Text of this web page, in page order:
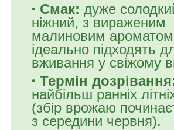
Смак: дуже
ніжний, з вираженим
малиновим
ідеально підходять
вживання у свіжому
Термін
найбільш ранніх
(збір врожаю
з середини червня).